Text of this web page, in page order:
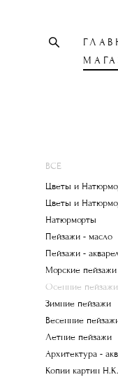
ВСЕ
Цветы и
Цветы и
Натюрморты
Пейзажи - масло
Пейзажи -
Морские пейзажи
Осенние пейзажи
Зимние пейзажи
Весенние
Летние пейзажи
Архитектура -
Копии картин